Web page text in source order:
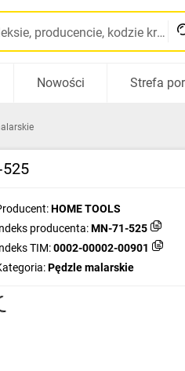
Szukaj po nazwie, indeksie, producencie, kodzie kreskowym...
Nowości Strefa
HOME TOOLS
producenta:MN-71-525
TIM:0002-00002-00901
Pędzle malarskie